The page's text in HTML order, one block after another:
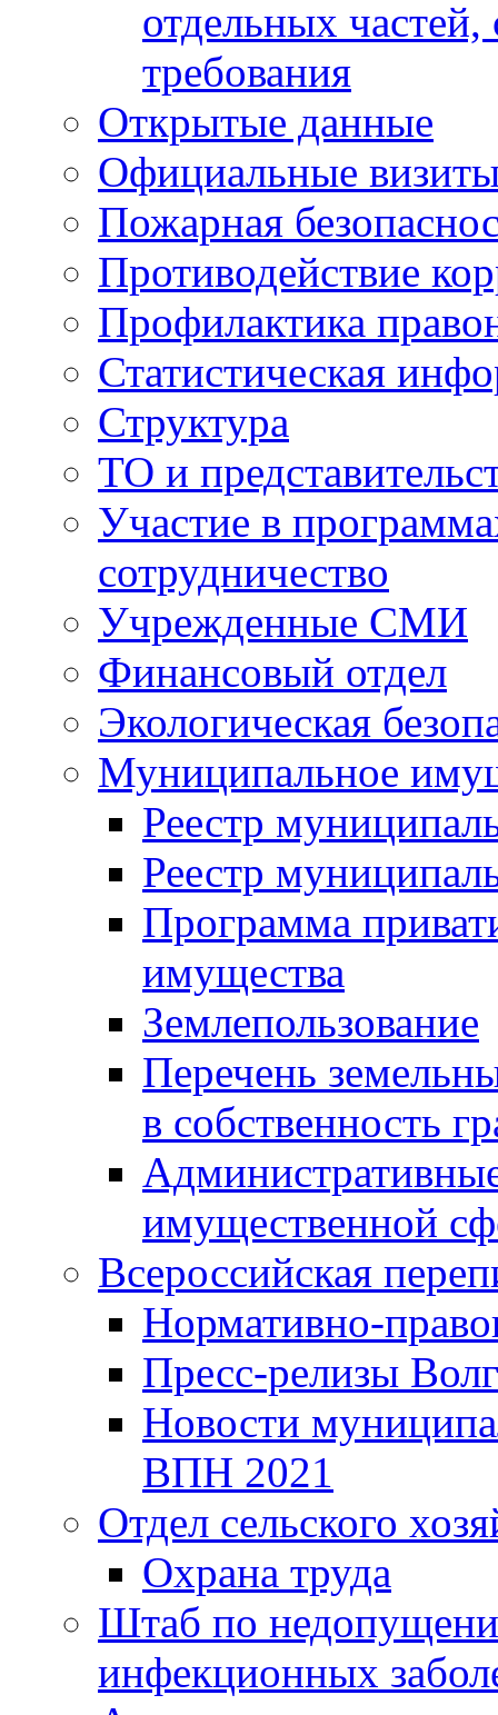
отдельных
требования
Открытые данные
Официальные
Пожарная
Противодействие
Профилактика
Статистическая
Структура
ТО и
Участие в
сотрудничество
Учрежденные СМИ
Финансовый отдел
Экологическая
Муниципальное
Реестр
Реестр
Программа
имущества
Землепользование
Перечень
в собственность
имущественной
Всероссийская
Нормативно-
Пресс-релизы
Новости
ВПН 2021
Отдел сельского
Охрана труда
Штаб по
инфекционных